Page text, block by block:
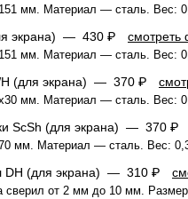
мм. Материал — сталь. Вес:
экрана) — 430 ₽ смотреть
мм. Материал — сталь. Вес:
(для экрана) — 370 ₽
мм. Материал — сталь. Вес:
ScSh (для экрана) — 370 ₽
мм. Материал — сталь. Вес: 0,3
DH (для экрана) — 310 ₽
сверил от 2 мм до 10 мм.